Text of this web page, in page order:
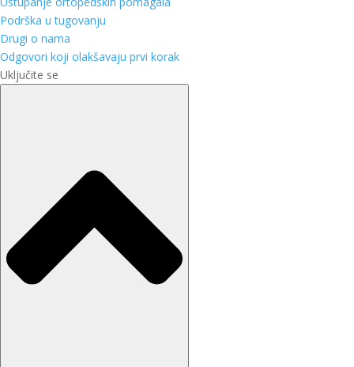
Podrška u tugovanju
Drugi o nama
Odgovori koji olakšavaju prvi korak
Uključite se